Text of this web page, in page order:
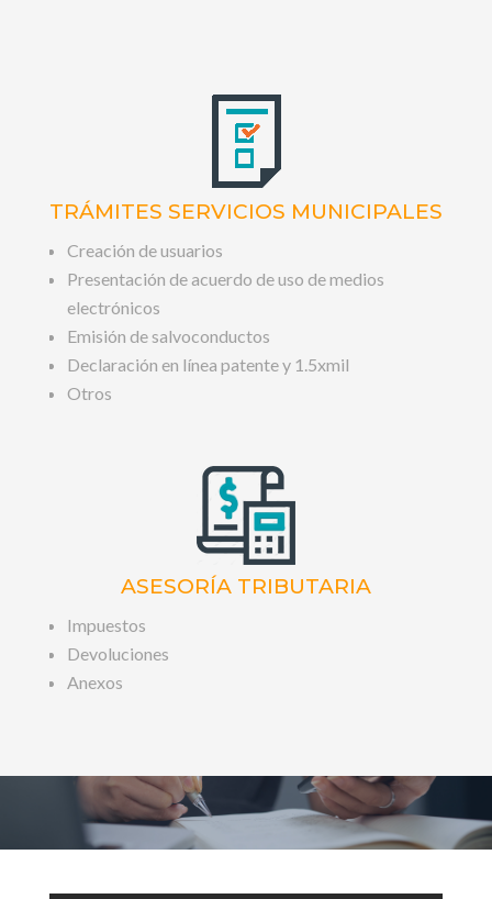
TRÁMITES SERVICIOS MUNICIPALES
Creación de usuarios
Presentación de acuerdo de uso de medios
electrónicos
Emisión de salvoconductos
Declaración en línea patente y 1.5xmil
Otros
ASESORÍA TRIBUTARIA
Impuestos
Devoluciones
Anexos